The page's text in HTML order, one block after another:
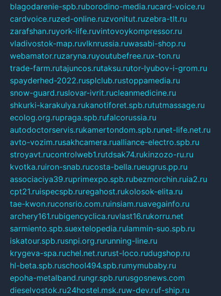
blagodarenie-spb.ruborodino-media.rucard-voice.ru
cardvoice.ruzed-online.ruzvonitut.ruzebra-tlt.ru
zarafshan.ruyork-life.ruvintovoykompressor.ru
vladivostok-map.ruvlknrussia.ruwasabi-shop.ru
webamator.ruzaryna.ruyoutubefree.rux-ton.ru
trade-farm.rutajuncos.rutaksu.rutor-lyubov-i-grom.ru
spayderhed-2022.rusplclub.rustoppamedia.ru
snow-guard.ruslovar-ivrit.rucleanmedicine.ru
shkurki-karakulya.rukanotiforet.spb.rututmassage.ru
ecolog.org.rupraga.spb.rufalcorussia.ru
autodoctorservis.rukamertondom.spb.runet-life.net.ru
avto-vozim.rusakhcamera.rualliance-electro.spb.ru
stroyavt.rucontrolweb1.rutdsak74.rukinzozo-ru.ru
kvotka.ruiron-snab.rucosta-bella.rueugrus.pp.ru
associaciya39.ruprimexpo.spb.rubezmorchin.ruia2.ru
cpt21.ruispecspb.ruregahost.rukolosok-elita.ru
tae-kwon.ruconsrio.com.ruinsiam.ruavegainfo.ru
archery161.rubigencyclica.ruvlast16.rukorru.net
sarmiento.spb.suextelopedia.rulammin-suo.spb.ru
iskatour.spb.rusnpi.org.rurunning-line.ru
krygeva-spa.ruchel.net.rurust-loco.rudugshop.ru
hl-beta.spb.ruschool494.spb.rumymubaby.ru
epoha-metalband.rungr.spb.rurusgosnews.com
dieselvostok.ru24hostel.msk.ruw-dev.ruf-ship.ru